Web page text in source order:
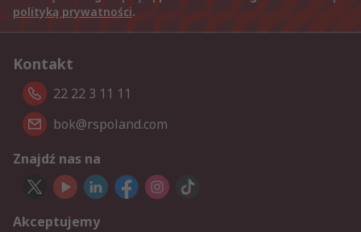
polityką prywatności.
Kontakt
22 22 3 11 11
bok@rspoland.com
Znajdź nas na
Akceptujemy